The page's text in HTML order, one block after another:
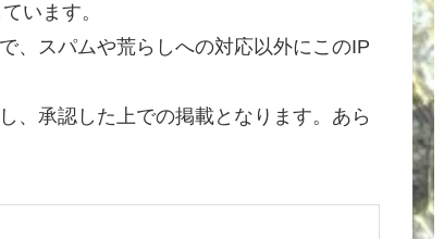
います。
、スパムや荒らしへの対応以外にこのIP
、承認した上での掲載となります。あら